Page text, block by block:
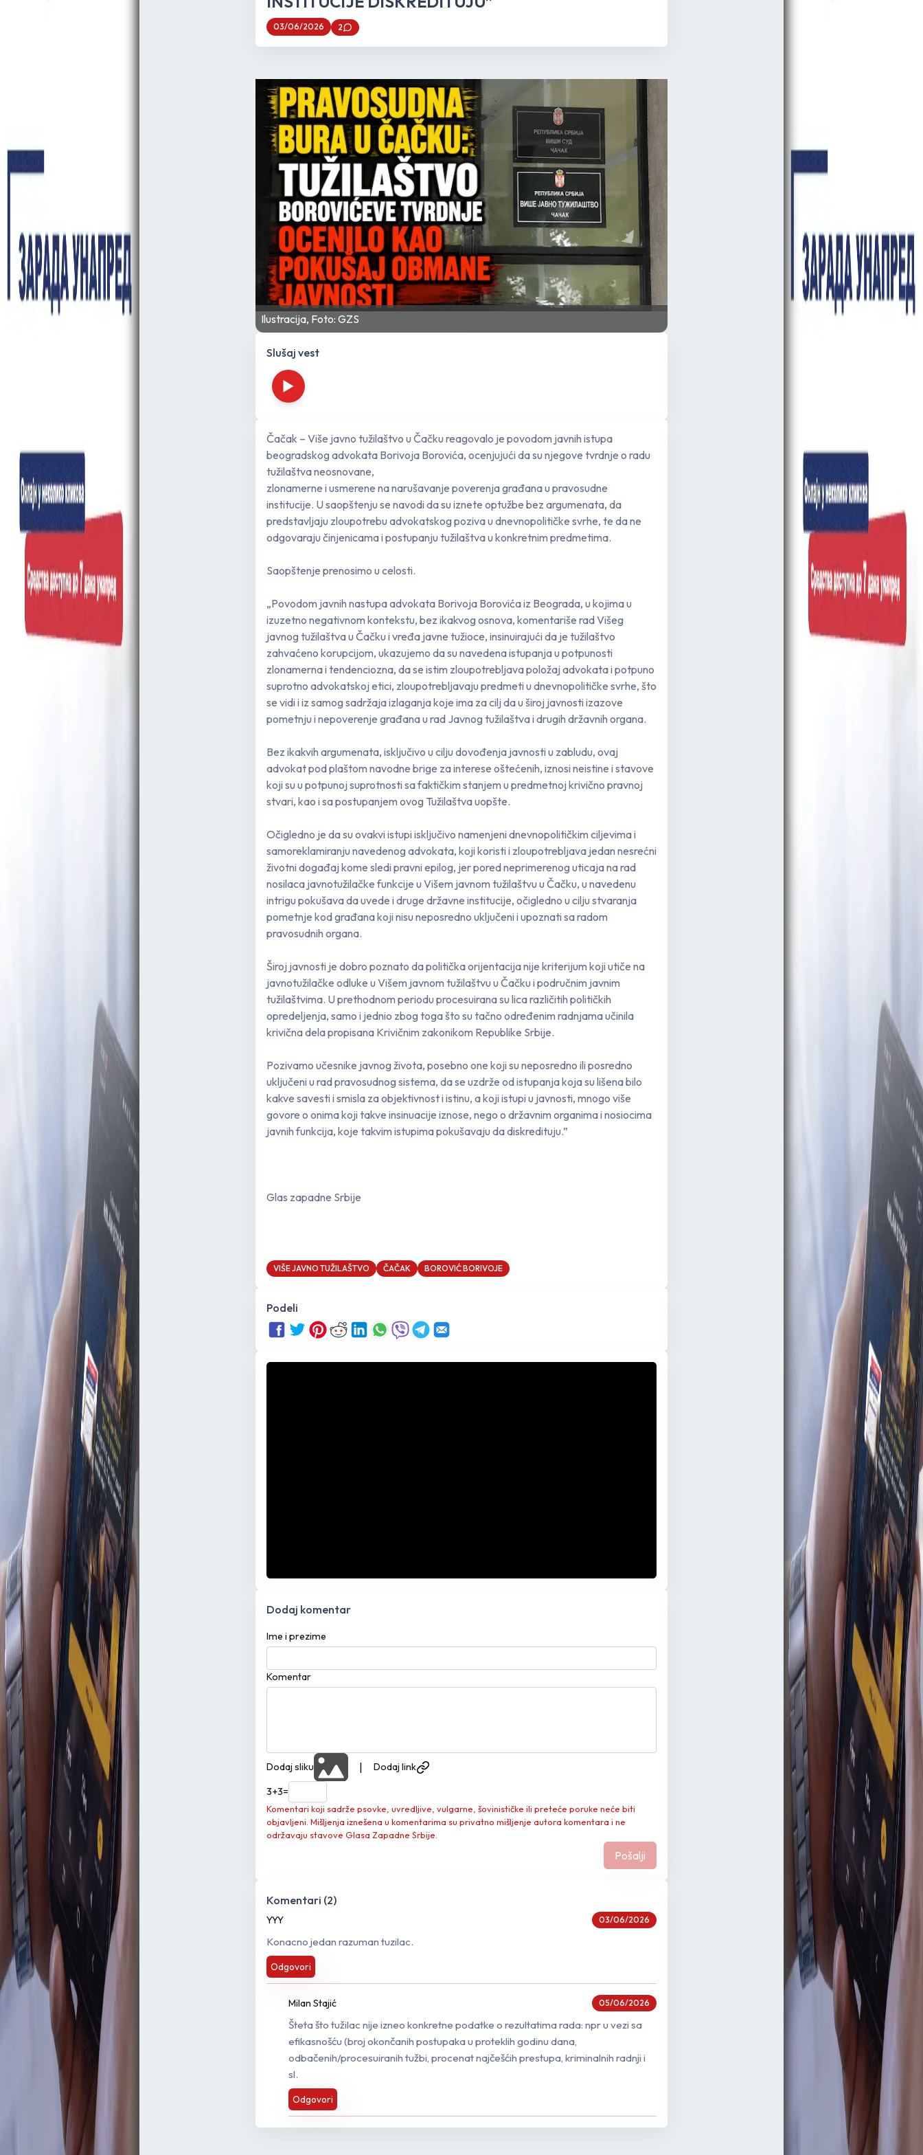
03/06/2026 2
Ilustracija, Foto: GZS
Slušaj vest
Čačak – Više javno tužilaštvo u Čačku reagovalo je povodom javnih istupa
beogradskog advokata Borivoja Borovića, ocenjujući da su njegove tvrdnje o radu
tužilaštva neosnovane,
zlonamerne i usmerene na narušavanje poverenja građana u pravosudne
institucije. U saopštenju se navodi da su iznete optužbe bez argumenata, da
predstavljaju zloupotrebu advokatskog poziva u dnevnopolitičke svrhe, te da ne
odgovaraju činjenicama i postupanju tužilaštva u konkretnim predmetima.
Saopštenje prenosimo u celosti.
„Povodom javnih nastupa advokata Borivoja Borovića iz Beograda, u kojima u
izuzetno negativnom kontekstu, bez ikakvog osnova, komentariše rad Višeg
javnog tužilaštva u Čačku i vređa javne tužioce, insinuirajući da je tužilaštvo
zahvaćeno korupcijom, ukazujemo da su navedena istupanja u potpunosti
zlonamerna i tendenciozna, da se istim zloupotrebljava položaj advokata i potpuno
suprotno advokatskoj etici, zloupotrebljavaju predmeti u dnevnopolitičke svrhe, što
se vidi i iz samog sadržaja izlaganja koje ima za cilj da u široj javnosti izazove
pometnju i nepoverenje građana u rad Javnog tužilaštva i drugih državnih organa.
Bez ikakvih argumenata, isključivo u cilju dovođenja javnosti u zabludu, ovaj
advokat pod plaštom navodne brige za interese oštećenih, iznosi neistine i stavove
koji su u potpunoj suprotnosti sa faktičkim stanjem u predmetnoj krivično pravnoj
stvari, kao i sa postupanjem ovog Tužilaštva uopšte.
Očigledno je da su ovakvi istupi isključivo namenjeni dnevnopolitičkim ciljevima i
samoreklamiranju navedenog advokata, koji koristi i zloupotrebljava jedan nesrećni
životni događaj kome sledi pravni epilog, jer pored neprimerenog uticaja na rad
nosilaca javnotužilačke funkcije u Višem javnom tužilaštvu u Čačku, u navedenu
intrigu pokušava da uvede i druge državne institucije, očigledno u cilju stvaranja
pometnje kod građana koji nisu neposredno uključeni i upoznati sa radom
pravosudnih organa.
Široj javnosti je dobro poznato da politička orijentacija nije kriterijum koji utiče na
javnotužilačke odluke u Višem javnom tužilaštvu u Čačku i područnim javnim
tužilaštvima. U prethodnom periodu procesuirana su lica različitih političkih
opredeljenja, samo i jednio zbog toga što su tačno određenim radnjama učinila
krivična dela propisana Krivičnim zakonikom Republike Srbije.
Pozivamo učesnike javnog života, posebno one koji su neposredno ili posredno
uključeni u rad pravosudnog sistema, da se uzdrže od istupanja koja su lišena bilo
kakve savesti i smisla za objektivnost i istinu, a koji istupi u javnosti, mnogo više
govore o onima koji takve insinuacije iznose, nego o državnim organima i nosiocima
javnih funkcija, koje takvim istupima pokušavaju da diskredituju.”
Glas zapadne Srbije
VIŠE JAVNO TUŽILAŠTVO ČAČAK BOROVIĆ BORIVOJE
Podeli
Dodaj komentar
Ime i prezime
Komentar
Dodaj sliku | Dodaj link
3+3=
Komentari koji sadrže psovke, uvredljive, vulgarne, šovinističke ili preteće poruke neće biti
objavljeni. Mišljenja iznešena u komentarima su privatno mišljenje autora komentara i ne
održavaju stavove Glasa Zapadne Srbije.
Pošalji
Komentari (2)
YYY 03/06/2026
Konacno jedan razuman tuzilac.
Odgovori
Milan Stajić 05/06/2026
Šteta što tužilac nije izneo konkretne podatke o rezultatima rada: npr u vezi sa
efikasnošću (broj okončanih postupaka u proteklih godinu dana,
odbačenih/procesuiranih tužbi, procenat najčešćih prestupa, kriminalnih radnji i
sl.
Odgovori